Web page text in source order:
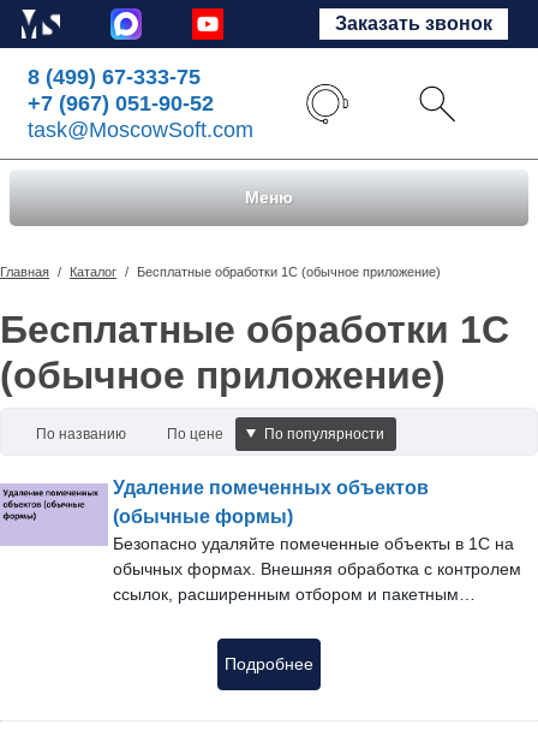
Заказать звонок
8 (499) 67-333-75
+7 (967) 051-90-52
task@MoscowSoft.com
Меню
Главная / Каталог / Бесплатные обработки 1С (обычное приложение)
Бесплатные обработки 1С
(обычное приложение)
По названию По цене По популярности
Удаление помеченных объектов
(обычные формы)
Безопасно удаляйте помеченные объекты в 1С на
обычных формах. Внешняя обработка с контролем
ссылок, расширенным отбором и пакетным
Подробнее